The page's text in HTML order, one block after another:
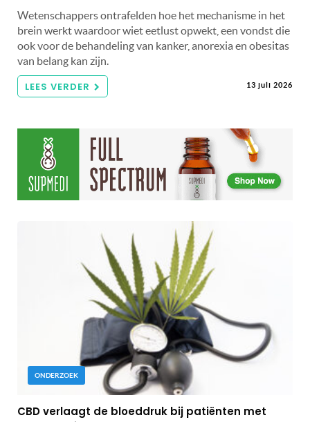
Wetenschappers ontrafelden hoe het mechanisme in het
brein werkt waardoor wiet eetlust opwekt, een vondst die
ook voor de behandeling van kanker, anorexia en obesitas
van belang kan zijn.
LEES VERDER 13 juli 2026
ONDERZOEK
CBD verlaagt de bloeddruk bij patiënten met